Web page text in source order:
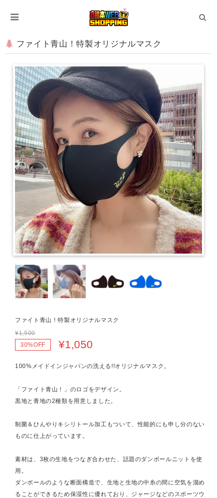
ファイト青山！特製オリジナルマスク
ファイト青山！特製オリジナルマスク
¥1,500
30%OFF
¥1,050
100%メイドインジャパンの洗える!!オリジナルマスク。
「ファイト青山！」のロゴをデザイン。
黒地と青地の2種類を用意しました。
制菌＆ひんやりキシリトール加工もついて、性能的にも申し分のない
ものに仕上がっています。
素材は、3枚の生地をつなぎ合わせた、話題のダンボールニットを使
用。
ダンボールのような断面構造で、生地と生地の中糸の間に空気を溜め
ることができるため保湿性に優れており、ジャージなどのスポーツウ